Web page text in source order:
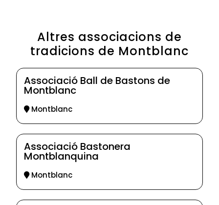
Altres associacions de
tradicions de Montblanc
Associació Ball de Bastons de
Montblanc
Montblanc
Associació Bastonera
Montblanquina
Montblanc